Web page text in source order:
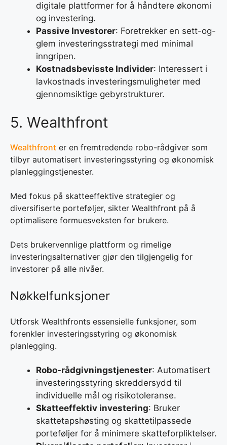
digitale plattformer for å håndtere økonomi
og investering.
Passive Investorer: Foretrekker en sett-og-
glem investeringsstrategi med minimal
inngripen.
Kostnadsbevisste Individer: Interessert i
lavkostnads investeringsmuligheter med
gjennomsiktige gebyrstrukturer.
5. Wealthfront
Wealthfront er en fremtredende robo-rådgiver som
tilbyr automatisert investeringsstyring og økonomisk
planleggingstjenester.
Med fokus på skatteeffektive strategier og
diversifiserte porteføljer, sikter Wealthfront på å
optimalisere formuesveksten for brukere.
Dets brukervennlige plattform og rimelige
investeringsalternativer gjør den tilgjengelig for
investorer på alle nivåer.
Nøkkelfunksjoner
Utforsk Wealthfronts essensielle funksjoner, som
forenkler investeringsstyring og økonomisk
planlegging.
Robo-rådgivningstjenester: Automatisert
investeringsstyring skreddersydd til
individuelle mål og risikotoleranse.
Skatteeffektiv investering: Bruker
skattetapshøsting og skattetilpassede
porteføljer for å minimere skatteforpliktelser.